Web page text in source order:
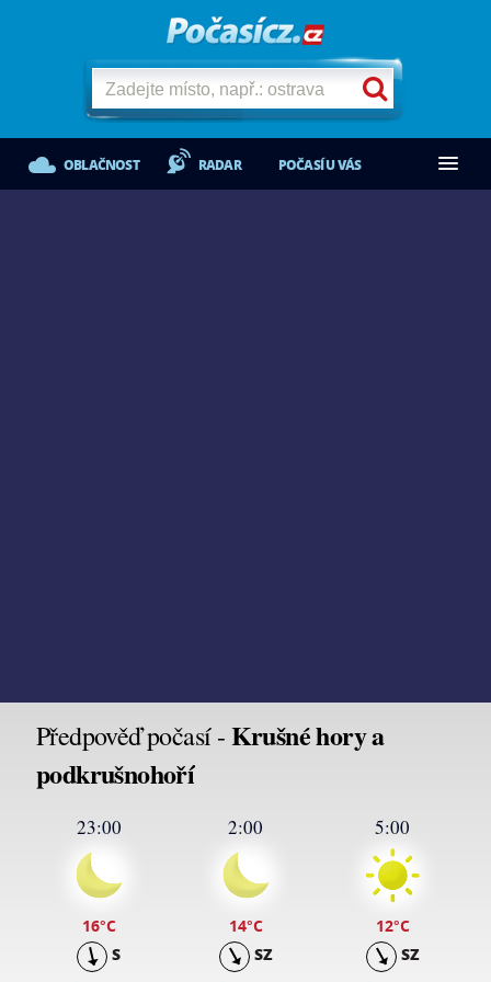
OBLAČNOST RADAR POČASÍ U VÁS
Předpověď počasí -Krušné hory a
podkrušnohoří
23:00
16°C
S
2:00
14°C
SZ
5:00
12°C
SZ